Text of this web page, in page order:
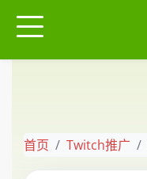
首页 Twitch推广